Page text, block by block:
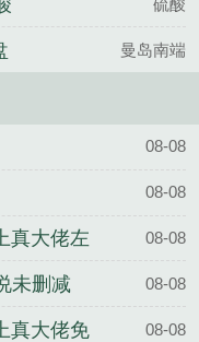
曼岛南端
08-08
08-08
真大佬左
08-08
未删减 08-08
真大佬免
08-08